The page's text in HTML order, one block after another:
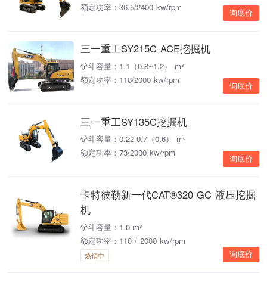
额定功率：36.5/2400 kw/rpm
询底价
三一重工SY215C ACE挖掘机
铲斗容量：1.1（0.8~1.2） m³
额定功率：118/2000 kw/rpm
询底价
三一重工SY135C挖掘机
铲斗容量：0.22-0.7（0.6） m³
额定功率：73/2000 kw/rpm
询底价
卡特彼勒新一代CAT®320 GC 液压挖掘
机
铲斗容量：1.0 m³
额定功率：110 / 2000 kw/rpm
热销中 询底价